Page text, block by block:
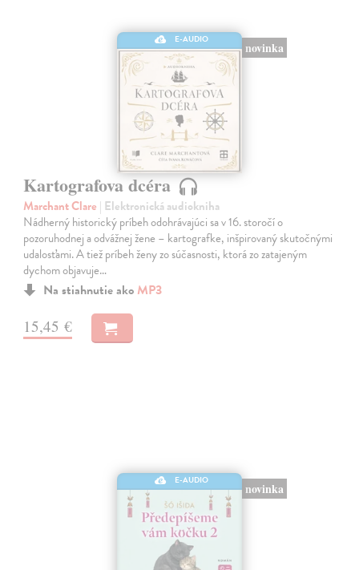
E-AUDIO
novinka
Kartografova dcéra
Marchant Clare | Elektronická audiokniha
Nádherný historický príbeh odohrávajúci sa v 16. storočí o
pozoruhodnej a odvážnej žene – kartografke, inšpirovaný skutočnými
udalosťami. A tiež príbeh ženy zo súčasnosti, ktorá zo zatajeným
dychom objavuje…
Na stiahnutie ako MP3
15,45 €
E-AUDIO
novinka